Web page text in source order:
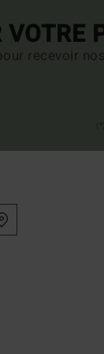
VOTRE
recevoir